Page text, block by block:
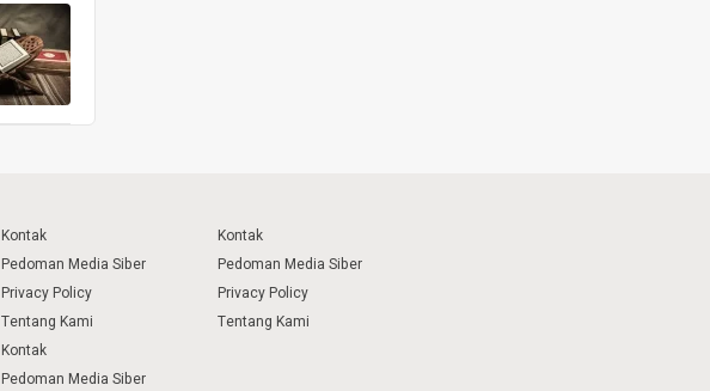
Kontak
Pedoman Media Siber
Privacy Policy
Tentang Kami
Kontak
Pedoman Media Siber
Privacy Policy
Tentang Kami
Kontak
Pedoman Media Siber